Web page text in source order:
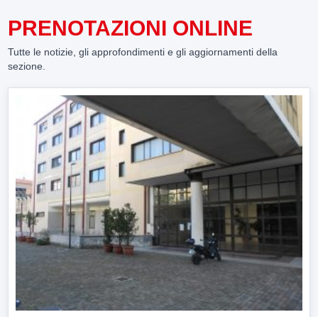
PRENOTAZIONI ONLINE
Tutte le notizie, gli approfondimenti e gli aggiornamenti della
sezione.